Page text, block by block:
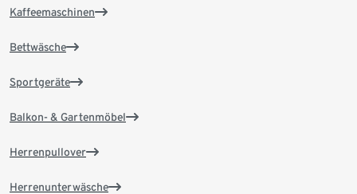
Kaffeemaschinen
Bettwäsche
Sportgeräte
Balkon- & Gartenmöbel
Herrenpullover
Herrenunterwäsche